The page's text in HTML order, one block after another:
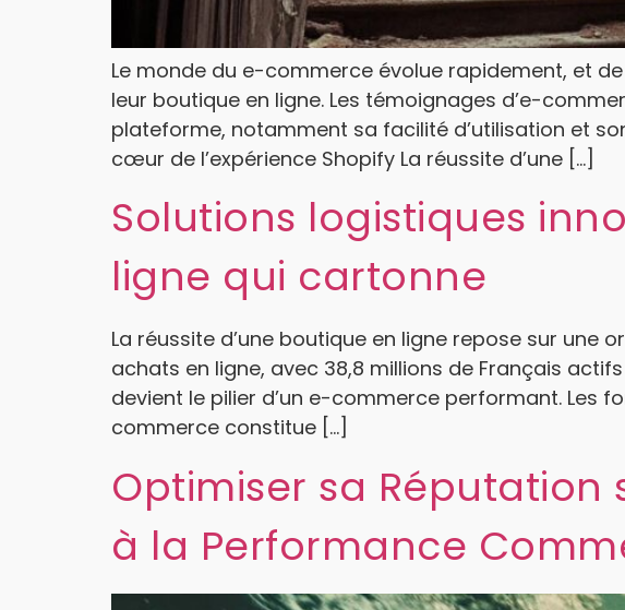
Le monde du e-commerce évolue rapidement, et
leur boutique en ligne. Les témoignages d’e-
plateforme, notamment sa facilité d’utilisation et
cœur de l’expérience Shopify La réussite d’une […]
Solutions logistiques
ligne qui cartonne
La réussite d’une boutique en ligne repose sur une
achats en ligne, avec 38,8 millions de Français
devient le pilier d’un e-commerce performant. Les
commerce constitue […]
Optimiser sa Réputation
à la Performance